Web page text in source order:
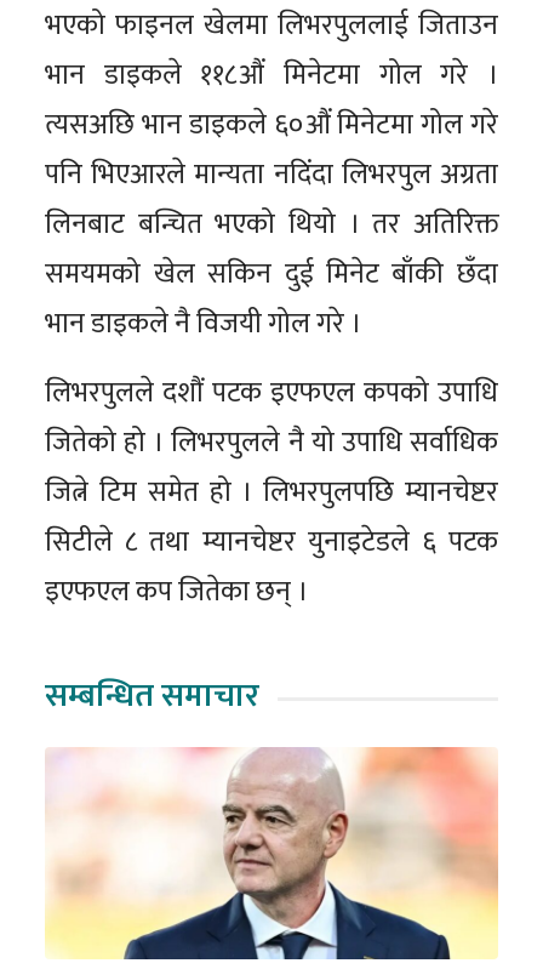
भएको फाइनल खेलमा लिभरपुललाई जिताउन
भान डाइकले ११८औं मिनेटमा गोल गरे ।
त्यसअछि भान डाइकले ६०औं मिनेटमा गोल गरे
पनि भिएआरले मान्यता नदिंदा लिभरपुल अग्रता
लिनबाट बन्चित भएको थियो । तर अतिरिक्त
समयमको खेल सकिन दुई मिनेट बाँकी छँदा
भान डाइकले नै विजयी गोल गरे ।
लिभरपुलले दशौं पटक इएफएल कपको उपाधि
जितेको हो । लिभरपुलले नै यो उपाधि सर्वाधिक
जित्ने टिम समेत हो । लिभरपुलपछि म्यानचेष्टर
सिटीले ८ तथा म्यानचेष्टर युनाइटेडले ६ पटक
इएफएल कप जितेका छन् ।
सम्बन्धित समाचार